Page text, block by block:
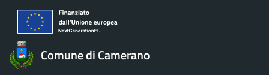
Comune di Camerano